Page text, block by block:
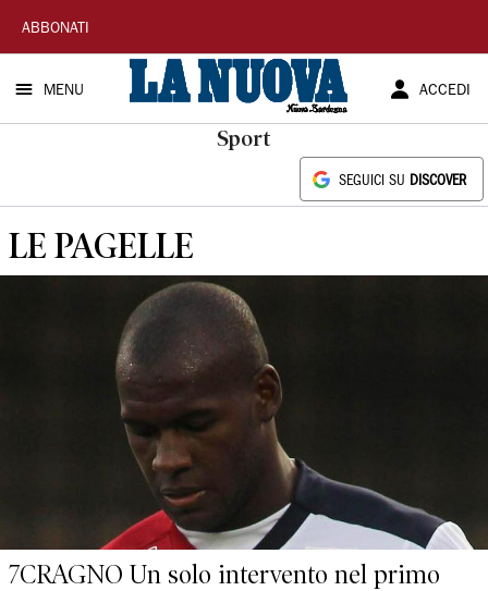
La
Nuova
Sardegna
ABBONATI
MENU ACCEDI
Sport
SEGUICI SU DISCOVER
LE PAGELLE
7CRAGNO Un solo intervento nel primo